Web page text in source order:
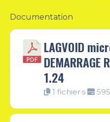
Documentation
LAGVOID
DEMARRAGE
1.24
1 fichier·s